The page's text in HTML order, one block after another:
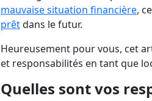
mauvaise situation financière,
prêtdans le futur.
Heureusement pour vous, cet
et responsabilités en tant que
Quelles sont vos